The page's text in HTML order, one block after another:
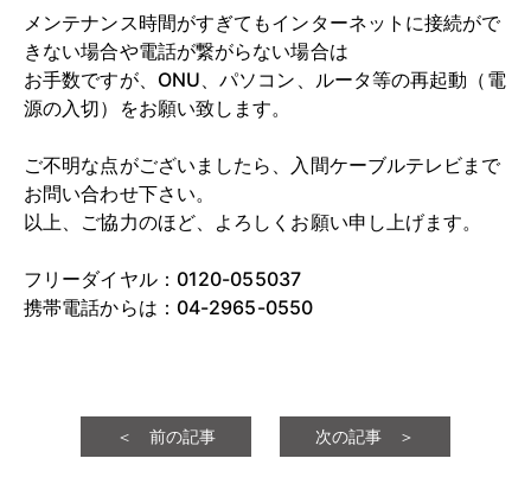
メンテナンス時間がすぎてもインターネットに接続がで
きない場合や電話が繋がらない場合は
お手数ですが、ONU、パソコン、ルータ等の再起動（電
源の入切）をお願い致します。
ご不明な点がございましたら、入間ケーブルテレビまで
お問い合わせ下さい。
以上、ご協力のほど、よろしくお願い申し上げます。
フリーダイヤル：0120-055037
携帯電話からは：04-2965-0550
＜ 前の記事 次の記事 ＞